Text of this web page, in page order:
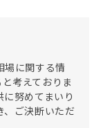
場に関する情
考えておりま
努めてまいり
、ご決断いただ